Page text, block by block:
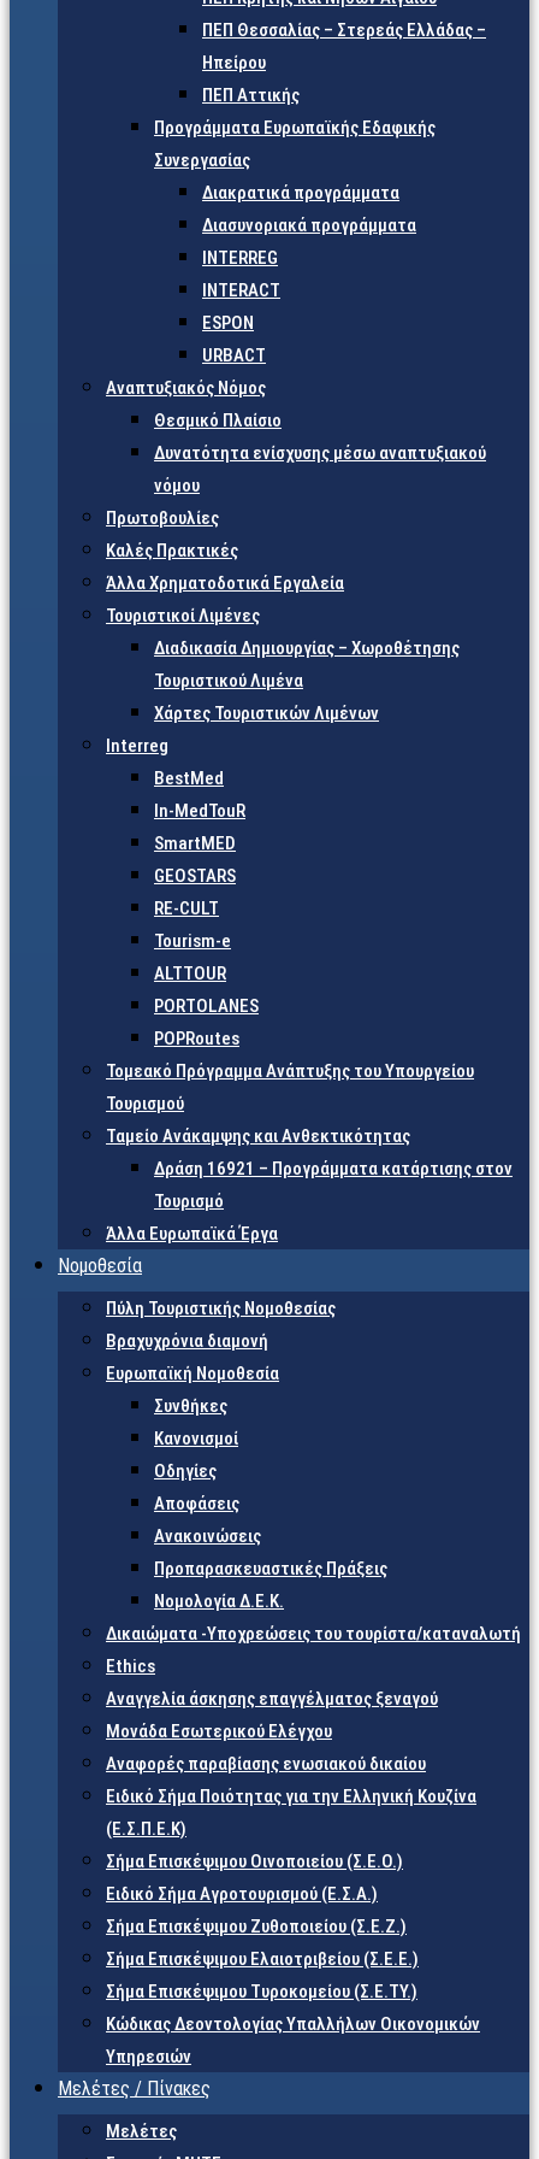
ΠΕΠ Θεσσαλίας – Στερεάς Ελλάδας –
Ηπείρου
ΠΕΠ Αττικής
Προγράμματα Ευρωπαϊκής Εδαφικής
Συνεργασίας
Διακρατικά προγράμματα
Διασυνοριακά προγράμματα
INTERREG
INTERACT
ESPON
URBACT
Αναπτυξιακός Νόμος
Θεσμικό Πλαίσιο
Δυνατότητα ενίσχυσης μέσω αναπτυξιακού
νόμου
Πρωτοβουλίες
Καλές Πρακτικές
Άλλα Χρηματοδοτικά Εργαλεία
Τουριστικοί Λιμένες
Διαδικασία Δημιουργίας – Χωροθέτησης
Τουριστικού Λιμένα
Χάρτες Τουριστικών Λιμένων
Interreg
BestMed
In-MedTouR
SmartMED
GEOSTARS
RE-CULT
Tourism-e
ALTTOUR
PORTOLANES
POPRoutes
Τομεακό Πρόγραμμα Ανάπτυξης του Υπουργείου
Τουρισμού
Ταμείο Ανάκαμψης και Ανθεκτικότητας
Δράση 16921 – Προγράμματα κατάρτισης στον
Τουρισμό
Άλλα Ευρωπαϊκά Έργα
Νομοθεσία
Πύλη Τουριστικής Νομοθεσίας
Βραχυχρόνια διαμονή
Ευρωπαϊκή Νομοθεσία
Συνθήκες
Κανονισμοί
Οδηγίες
Αποφάσεις
Ανακοινώσεις
Προπαρασκευαστικές Πράξεις
Νομολογία Δ.Ε.Κ.
Δικαιώματα -Υποχρεώσεις του τουρίστα/καταναλωτή
Ethics
Αναγγελία άσκησης επαγγέλματος ξεναγού
Μονάδα Εσωτερικού Ελέγχου
Αναφορές παραβίασης ενωσιακού δικαίου
Ειδικό Σήμα Ποιότητας για την Ελληνική Κουζίνα
(Ε.Σ.Π.Ε.Κ)
Σήμα Επισκέψιμου Οινοποιείου (Σ.Ε.Ο.)
Ειδικό Σήμα Αγροτουρισμού (Ε.Σ.Α.)
Σήμα Επισκέψιμου Ζυθοποιείου (Σ.Ε.Ζ.)
Σήμα Επισκέψιμου Ελαιοτριβείου (Σ.Ε.Ε.)
Σήμα Επισκέψιμου Τυροκομείου (Σ.Ε.TY.)
Κώδικας Δεοντολογίας Υπαλλήλων Οικονομικών
Υπηρεσιών
Μελέτες / Πίνακες
Μελέτες